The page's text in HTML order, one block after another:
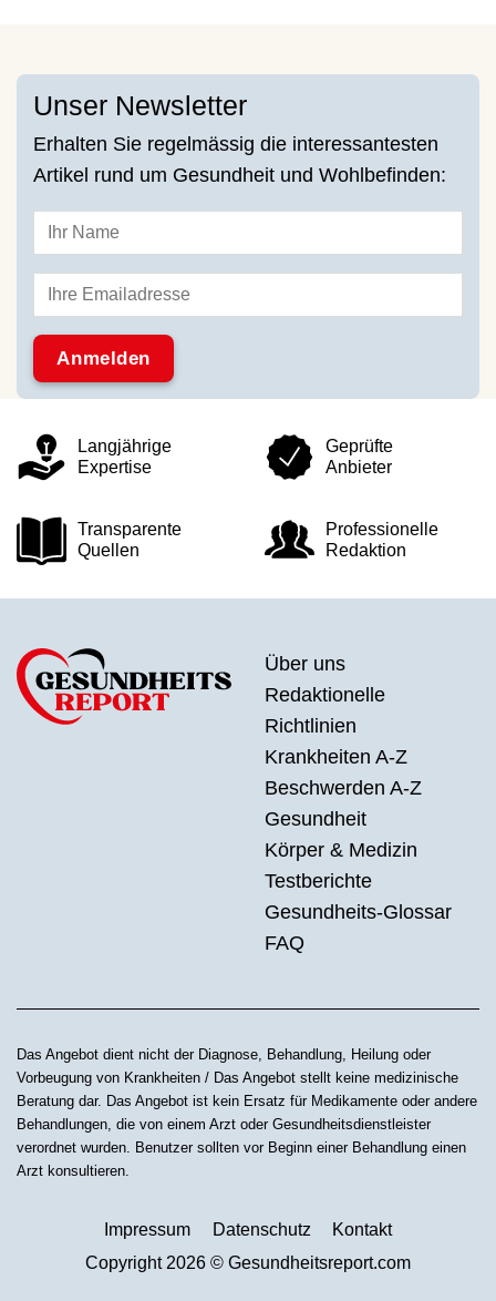
Unser Newsletter
Erhalten Sie regelmässig die interessantesten
Artikel rund um Gesundheit und Wohlbefinden:
Langjährige
Expertise
Geprüfte
Anbieter
Transparente
Quellen
Professionelle
Redaktion
Über uns
Redaktionelle
Richtlinien
Krankheiten A-Z
Beschwerden A-Z
Gesundheit
Körper & Medizin
Testberichte
Gesundheits-Glossar
FAQ
Das Angebot dient nicht der Diagnose, Behandlung, Heilung oder
Vorbeugung von Krankheiten / Das Angebot stellt keine medizinische
Beratung dar. Das Angebot ist kein Ersatz für Medikamente oder andere
Behandlungen, die von einem Arzt oder Gesundheitsdienstleister
verordnet wurden. Benutzer sollten vor Beginn einer Behandlung einen
Arzt konsultieren.
Impressum Datenschutz
Kontakt
Copyright 2026 © Gesundheitsreport.com